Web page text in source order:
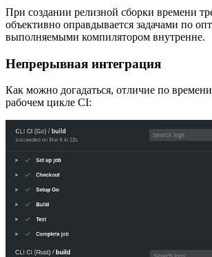
При создании релизной сборки времени
объективно оправдывается задачами по
выполняемыми компилятором внутренне.
Непрерывная интеграция
Как можно догадаться, отличие по времени
рабочем цикле CI: